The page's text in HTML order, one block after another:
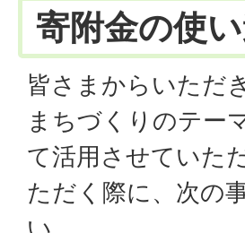
寄附金の使
皆さまからいただ
まちづくりのテー
て活用させていた
ただく際に、次の